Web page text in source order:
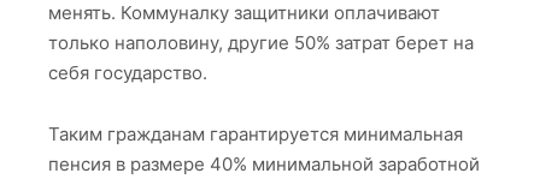
менять. Коммуналку защитники оплачивают
только наполовину, другие 50% затрат берет на
себя государство.
Таким гражданам гарантируется минимальная
пенсия в размере 40% минимальной заработной